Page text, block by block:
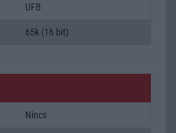
UFB
65k (16 bit)
Nincs